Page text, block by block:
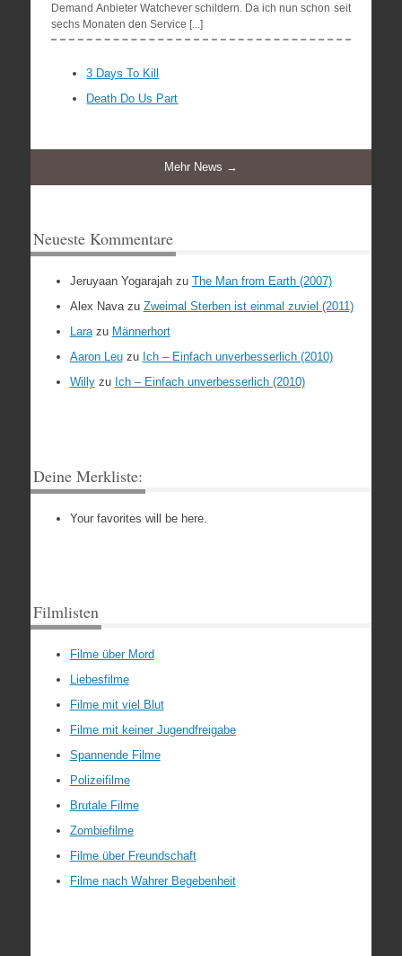
Demand Anbieter Watchever schildern. Da ich nun schon seit
sechs Monaten den Service [...]
3 Days To Kill
Death Do Us Part
Mehr News →
Neueste Kommentare
Jeruyaan Yogarajahzu The Man from Earth (2007)
Alex Navazu Zweimal Sterben ist einmal zuviel (2011)
Larazu Männerhort
Aaron Leuzu Ich – Einfach unverbesserlich (2010)
Willyzu Ich – Einfach unverbesserlich (2010)
Deine Merkliste:
Your favorites will be here.
Filmlisten
Filme über Mord
Liebesfilme
Filme mit viel Blut
Filme mit keiner Jugendfreigabe
Spannende Filme
Polizeifilme
Brutale Filme
Zombiefilme
Filme über Freundschaft
Filme nach Wahrer Begebenheit